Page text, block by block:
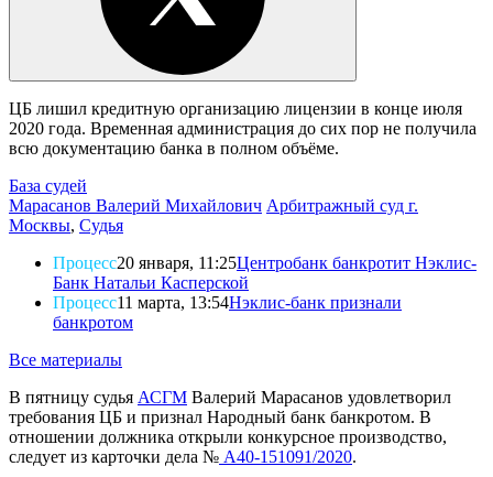
ЦБ лишил кредитную организацию лицензии в конце июля
2020 года. Временная администрация до сих пор не получила
всю документацию банка в полном объёме.
База судей
Марасанов Валерий Михайлович Арбитражный суд г.
Москвы, Судья
Процесс20 января, 11:25Центробанк банкротит Нэклис-
Банк Натальи Касперской
Процесс11 марта, 13:54Нэклис-банк признали
банкротом
Все материалы
В пятницу судья АСГМ Валерий Марасанов удовлетворил
требования ЦБ и признал Народный банк банкротом. В
отношении должника открыли конкурсное производство,
следует из карточки дела № А40-151091/2020.